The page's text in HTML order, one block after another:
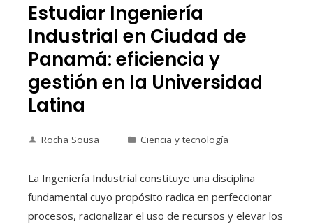
Estudiar Ingeniería
Industrial en Ciudad de
Panamá: eficiencia y
gestión en la Universidad
Latina
Rocha Sousa Ciencia y tecnología
La Ingeniería Industrial constituye una disciplina
fundamental cuyo propósito radica en perfeccionar
procesos, racionalizar el uso de recursos y elevar los